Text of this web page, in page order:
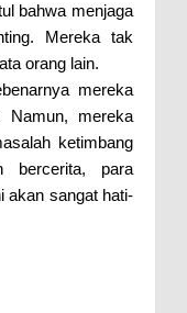
bahwa menjaga
Mereka tak
orang lain.
mereka
Namun, mereka
ketimbang
bercerita, para
akan sangat hati-